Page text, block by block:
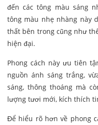
đến các tông màu sáng
tông màu nhẹ nhàng này
thất bên trong cũng như
hiện đại.
Phong cách này ưu tiên
nguồn ánh sáng trắng,
sáng, thông thoáng mà
lượng tươi mới, kích thích
Để hiểu rõ hơn về phong